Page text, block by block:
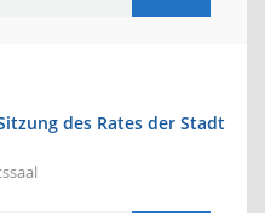
des Rates der Stadt